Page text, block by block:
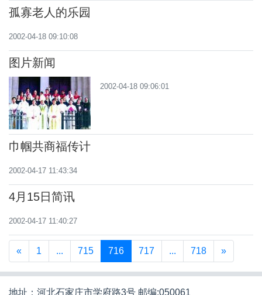
孤寡老人的乐园
2002-04-18 09:10:08
图片新闻
2002-04-18 09:06:01
巾帼共商福传计
2002-04-17 11:43:34
4月15日简讯
2002-04-17 11:40:27
« 1 ... 715 716 717 ... 718 »
地址：河北石家庄市学府路3号 邮编:050061